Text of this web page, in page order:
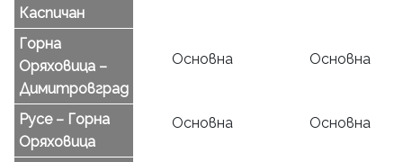
Каспичан
Горна
Оряховица –
Димитровград
Основна Основна
Русе – Горна
Оряховица
Основна Основна